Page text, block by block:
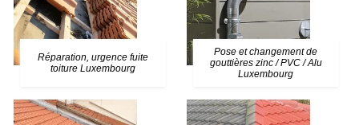
Réparation, urgence fuite
toiture Luxembourg
Pose et changement de
gouttières zinc / PVC / Alu
Luxembourg